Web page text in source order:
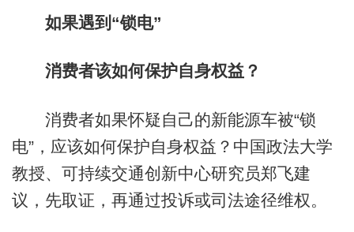
如果遇到“锁电”
消费者该如何保护自身权益？
消费者如果怀疑自己的新能源车被“锁
电”，应该如何保护自身权益？中国政法大学
教授、可持续交通创新中心研究员郑飞建
议，先取证，再通过投诉或司法途径维权。